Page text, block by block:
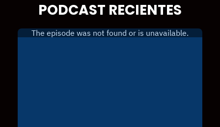
PODCAST RECIENTES